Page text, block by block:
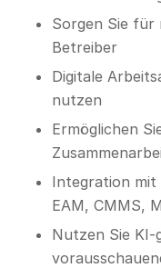
Sorgen Sie für
Betreiber
Digitale
nutzen
Ermöglichen
Integration mit
EAM, CMMS,
Nutzen Sie